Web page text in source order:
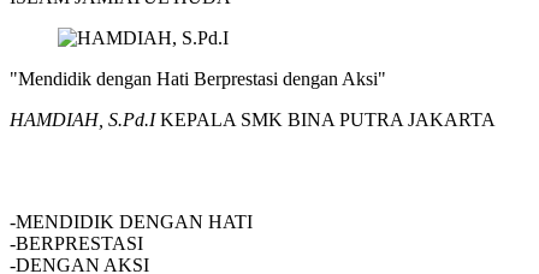
"Mendidik dengan Hati Berprestasi dengan Aksi"
HAMDIAH, S.Pd.IKEPALA SMK BINA PUTRA JAKARTA
-MENDIDIK DENGAN HATI
-BERPRESTASI
-DENGAN AKSI